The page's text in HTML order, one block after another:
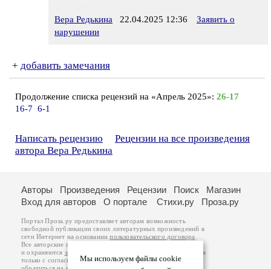
Вера Редькина 22.04.2025 12:36
Заявить о
нарушении
+ добавить замечания
Продолжение списка рецензий на «Апрель 2025»: 26-17
16-7 6-1
Написать рецензию
Рецензии на все произведения
автора Вера Редькина
Мы используем файлы cookie
Авторы Произведения Рецензии Поиск
Магазин
Вход для авторов
О портале Стихи.ру Проза.ру
Портал Проза.ру предоставляет авторам возможность
свободной публикации своих литературных произведений в
сети Интернет на основаниипользовательского договора
Все авторские права на произведения принадлежат авторам
и охраняются законом
. Перепечатка произведений возможна
только с согласия его автора, к которому вы можете